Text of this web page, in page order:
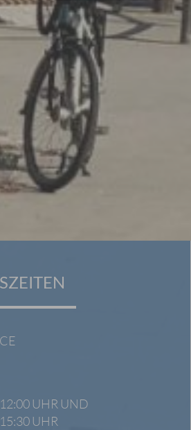
UHR UND
UHR